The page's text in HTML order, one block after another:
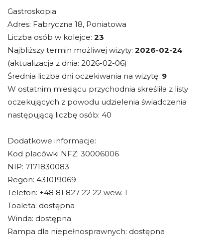
Gastroskopia
Adres: Fabryczna 18, Poniatowa
Liczba osób w kolejce: 23
Najbliższy termin możliwej wizyty: 2026-02-24
(aktualizacja z dnia: 2026-02-06)
Średnia liczba dni oczekiwania na wizytę: 9
W ostatnim miesiącu przychodnia skreśliła z listy
oczekujących z powodu udzielenia świadczenia
następującą liczbę osób: 40
Dodatkowe informacje:
Kod placówki NFZ: 30006006
NIP: 7171830083
Regon: 431019069
Telefon: +48 81 827 22 22 wew. 1
Toaleta: dostępna
Winda: dostępna
Rampa dla niepełnosprawnych: dostępna